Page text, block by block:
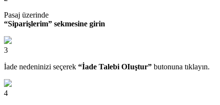
Pasaj üzerinde
“Siparişlerim” sekmesine girin
3
İade nedeninizi seçerek “İade Talebi OIuştur” butonuna tıklayın.
4